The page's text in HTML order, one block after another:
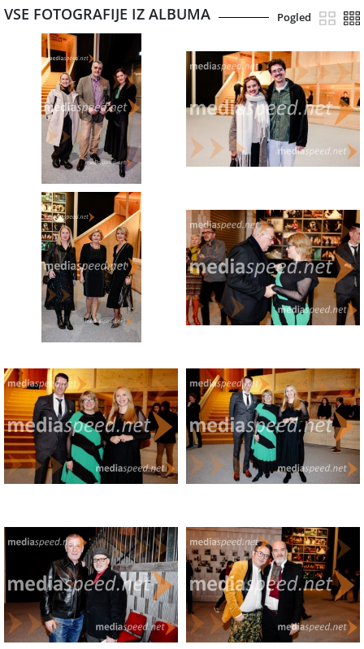
VSE FOTOGRAFIJE IZ ALBUMA Pogled